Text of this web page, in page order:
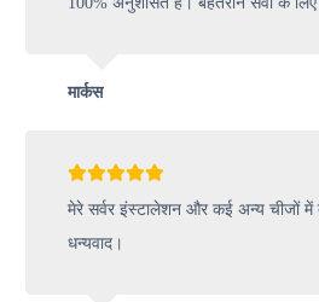
मार्कस
मेरे सर्वर इंस्टालेशन और कई अन्य चीजों में
धन्यवाद।